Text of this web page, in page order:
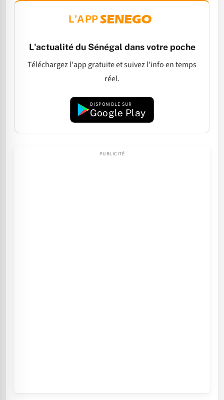
L'APP
L'actualité du Sénégal dans votre poche
Téléchargez l'app gratuite et suivez l'info en temps
réel.
DISPONIBLE SUR
Google Play